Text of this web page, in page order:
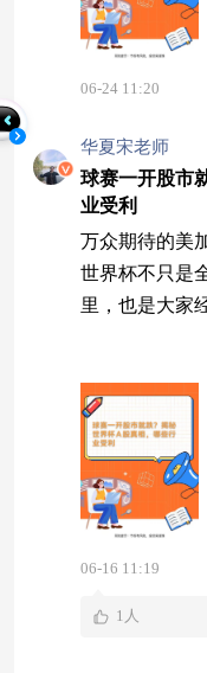
化的一个微观
06-24 11:20
华夏宋老师
球赛一开股市
业受利
万众期待的美
世界杯不只是
里，也是大家
场里一直流传
说球赛一开，
这个魔咒到底
来的玄学说法
聊一聊。 先看
股公司基本面
年，
06-16 11:19
1人